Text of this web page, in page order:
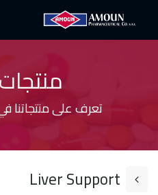
تعرف على منتجاتنا
Liver Support